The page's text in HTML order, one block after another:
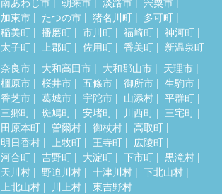
加東市
たつの市 猪名川町
多可町
稲美町
播磨町 市川町 福崎町
神河町
太子町
上郡町 佐用町 香美町 新温泉町
奈良市 大和高田市 大和郡山市
天理市
橿原市
桜井市 五條市 御所市
生駒市
香芝市
葛城市 宇陀市 山添村
平群町
三郷町
斑鳩町 安堵町 川西町
三宅町
田原本町
曽爾村 御杖村
高取町
明日香村
上牧町 王寺町
広陵町
河合町
吉野町 大淀町 下市町
黒滝村
天川村
野迫川村 十津川村
下北山村
上北山村
川上村 東吉野村